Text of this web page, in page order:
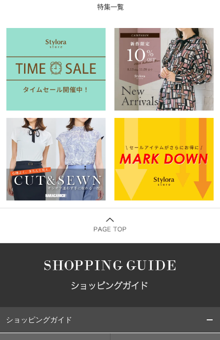
ショッピングガイド